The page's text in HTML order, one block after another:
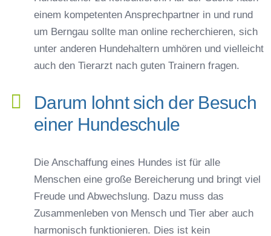
einem kompetenten Ansprechpartner in und rund
um Berngau sollte man online recherchieren, sich
unter anderen Hundehaltern umhören und vielleicht
auch den Tierarzt nach guten Trainern fragen.
Darum lohnt sich der Besuch
einer Hundeschule
Die Anschaffung eines Hundes ist für alle
Menschen eine große Bereicherung und bringt viel
Freude und Abwechslung. Dazu muss das
Zusammenleben von Mensch und Tier aber auch
harmonisch funktionieren. Dies ist kein